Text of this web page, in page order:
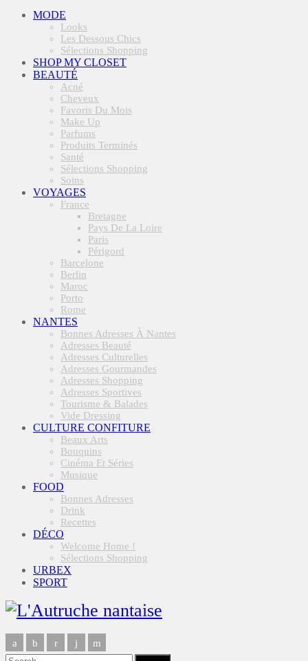
MODE
Looks
Les Dessous Chics
Sélections Shopping
SHOP MY CLOSET
BEAUTÉ
Acné
Cheveux
Favoris Du Mois
Make Up
Parfums
Produits Terminés
Santé
Sélections Shopping
Soins
VOYAGES
France
Bretagne
Pays De La Loire
Paris
Périgord
Barcelone
Berlin
Maroc
Porto
Rome
NANTES
Bonnes Adresses À Nantes
Adresses Beauté
Adresses Culturelles
Adresses Gourmandes
Adresses Shopping
Adresses Sportives
Tourisme & Balades
Vide Dressing
CULTURE CONFITURE
Beaux Arts
Bouquins
Cinéma Et Séries
Musique
FOOD
Bonnes Adresses
Drink
Recettes
DÉCO
Welcome Home !
Sélections Shopping
URBEX
SPORT